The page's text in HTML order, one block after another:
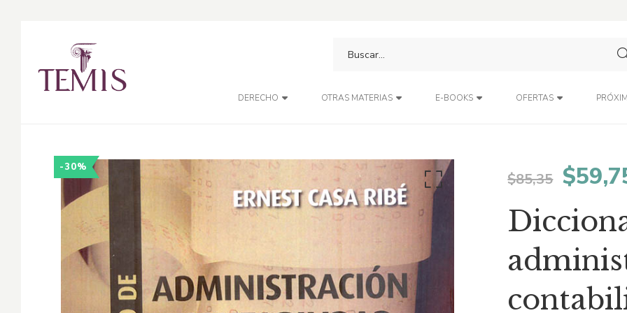
DERECHO OTRAS MATERIAS E-BOOKS OFERTAS
-30%
$85,35 El
era:
$